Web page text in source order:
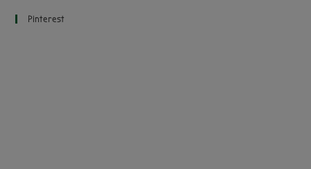
Pinterest